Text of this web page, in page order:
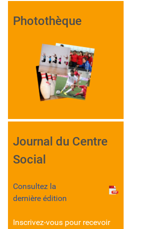
Photothèque
Journal du Centre
Social
Consultez la
dernière édition
Inscrivez-vous pour recevoir